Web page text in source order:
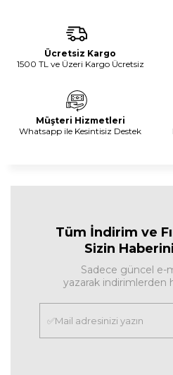
Ücretsiz Kargo
1500 TL ve Üzeri Kargo Ücretsiz
Müşteri Hizmetleri
Whatsapp ile Kesintisiz Destek
Tüm İndirim ve
Sizin
Sadece güncel e-
yazarak indirimlerden